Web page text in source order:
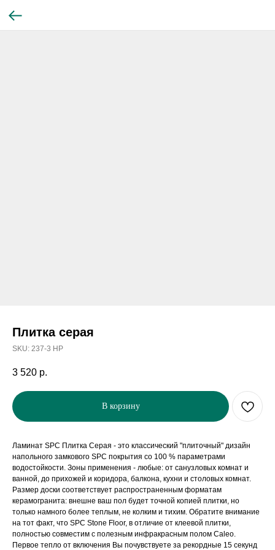
Плитка серая
SKU: 237-3 HP
3 520 р.
В корзину
Ламинат SPC Плитка Серая - это классический "плиточный" дизайн
напольного замкового SPC покрытия со 100 % параметрами
водостойкости. Зоны применения - любые: от санузловых комнат и
ванной, до прихожей и коридора, балкона, кухни и столовых комнат.
Размер доски соответствует распространенным форматам
керамогранита: внешне ваш пол будет точной копией плитки, но
только намного более теплым, не колким и тихим. Обратите внимание
на тот факт, что SPC Stone Floor, в отличие от клеевой плитки,
полностью совместим с полезным инфракрасным полом Caleo.
Первое тепло от включения Вы почувствуете за рекордные 15 секунд